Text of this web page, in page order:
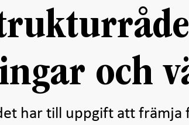
värdepapper
och
har till uppgift att